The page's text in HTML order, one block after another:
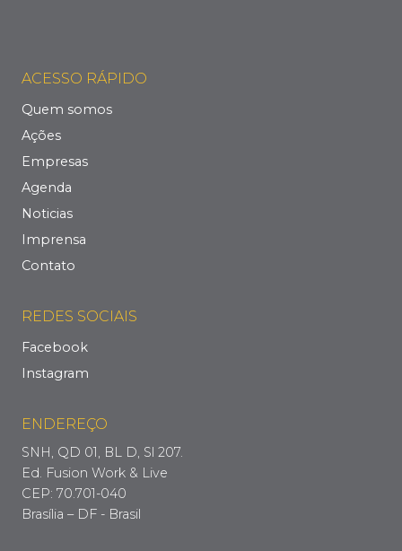
ACESSO RÁPIDO
Quem somos
Ações
Empresas
Agenda
Noticias
Imprensa
Contato
REDES SOCIAIS
Facebook
Instagram
ENDEREÇO
SNH, QD 01, BL D, Sl 207.
Ed. Fusion Work & Live
CEP: 70.701-040
Brasília – DF - Brasil